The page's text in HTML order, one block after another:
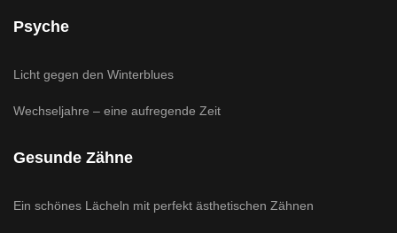
Psyche
Licht gegen den Winterblues
Wechseljahre – eine aufregende Zeit
Gesunde Zähne
Ein schönes Lächeln mit perfekt ästhetischen Zähnen